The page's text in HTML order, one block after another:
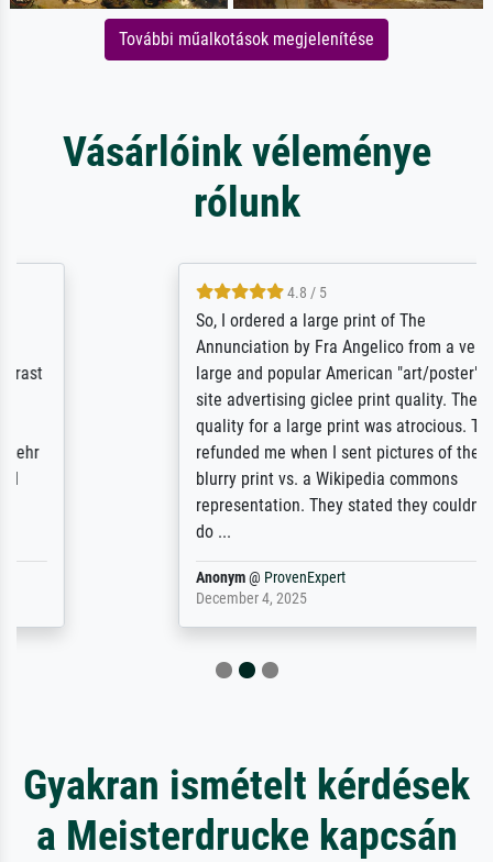
További műalkotások megjelenítése
Vásárlóink véleménye
rólunk
4.8 / 5
So, I ordered a large print of The
Annunciation by Fra Angelico from a very
large and popular American "art/poster"
site advertising giclee print quality. The
quality for a large print was atrocious. They
refunded me when I sent pictures of the
blurry print vs. a Wikipedia commons
representation. They stated they couldn't
ProvenExpert
December 4, 2025
Gyakran ismételt kérdések
a Meisterdrucke kapcsán